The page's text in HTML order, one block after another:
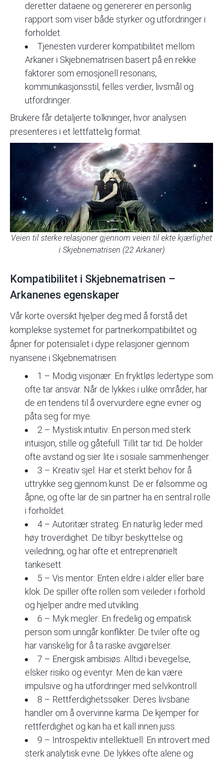
deretter dataene og genererer en personlig
rapport som viser både styrker og utfordringer i
forholdet.
Tjenesten vurderer kompatibilitet mellom
Arkaner i Skjebnematrisen basert på en rekke
faktorer som emosjonell resonans,
kommunikasjonsstil, felles verdier, livsmål og
utfordringer.
Brukere får detaljerte tolkninger, hvor analysen
presenteres i et lettfattelig format.
Veien til sterke relasjoner gjennom veien til ekte kjærlighet
i Skjebnematrisen (22 Arkaner)
Kompatibilitet i Skjebnematrisen –
Arkanenes egenskaper
Vår korte oversikt hjelper deg med å forstå det
komplekse systemet for partnerkompatibilitet og
åpner for potensialet i dype relasjoner gjennom
nyansene i Skjebnematrisen:
1 – Modig visjonær: En fryktløs ledertype som
ofte tar ansvar. Når de lykkes i ulike områder, har
de en tendens til å overvurdere egne evner og
påta seg for mye.
2 – Mystisk intuitiv: En person med sterk
intuisjon, stille og gåtefull. Tillit tar tid. De holder
ofte avstand og sier lite i sosiale sammenhenger.
3 – Kreativ sjel: Har et sterkt behov for å
uttrykke seg gjennom kunst. De er følsomme og
åpne, og ofte lar de sin partner ha en sentral rolle
i forholdet.
4 – Autoritær strateg: En naturlig leder med
høy troverdighet. De tilbyr beskyttelse og
veiledning, og har ofte et entreprenørielt
tankesett.
5 – Vis mentor: Enten eldre i alder eller bare
klok. De spiller ofte rollen som veileder i forhold
og hjelper andre med utvikling.
6 – Myk megler: En fredelig og empatisk
person som unngår konflikter. De tviler ofte og
har vanskelig for å ta raske avgjørelser.
7 – Energisk ambisiøs: Alltid i bevegelse,
elsker risiko og eventyr. Men de kan være
impulsive og ha utfordringer med selvkontroll.
8 – Rettferdighetssøker: Deres livsbane
handler om å overvinne karma. De kjemper for
rettferdighet og kan ha et kall innen juss.
9 – Introspektiv intellektuell: En introvert med
sterk analytisk evne. De lykkes ofte alene og